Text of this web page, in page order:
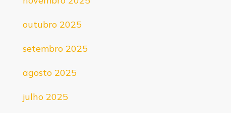
outubro 2025
setembro 2025
agosto 2025
julho 2025